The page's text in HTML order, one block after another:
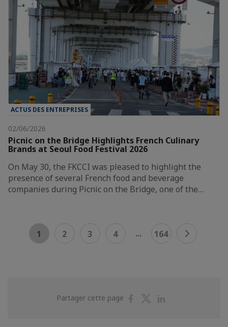
ACTUS DES ENTREPRISES
02/06/2026
Picnic on the Bridge Highlights French Culinary
Brands at Seoul Food Festival 2026
On May 30, the FKCCI was pleased to highlight the
presence of several French food and beverage
companies during Picnic on the Bridge, one of the…
1 2 3 4 ... 164
Partager cette page
PartagerPartager